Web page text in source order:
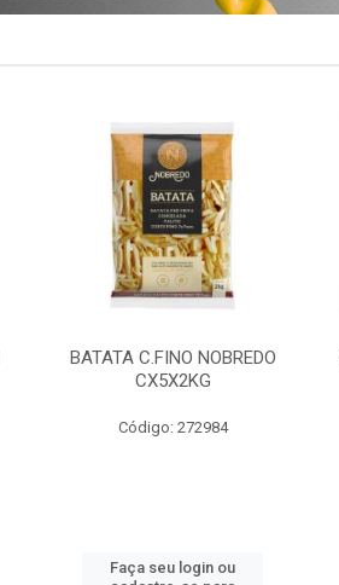
BATATA C.FINO NOBREDO
CX5X2KG
Código: 272984
Faça seu login ou